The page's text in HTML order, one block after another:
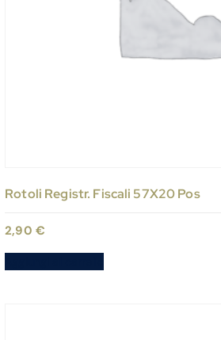
Rotoli Registr. Fiscali 57X20 Pos
2,90 €